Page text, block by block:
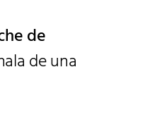
de
de una